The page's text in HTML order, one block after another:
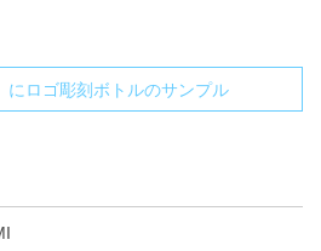
にロゴ彫刻ボトルのサンプル